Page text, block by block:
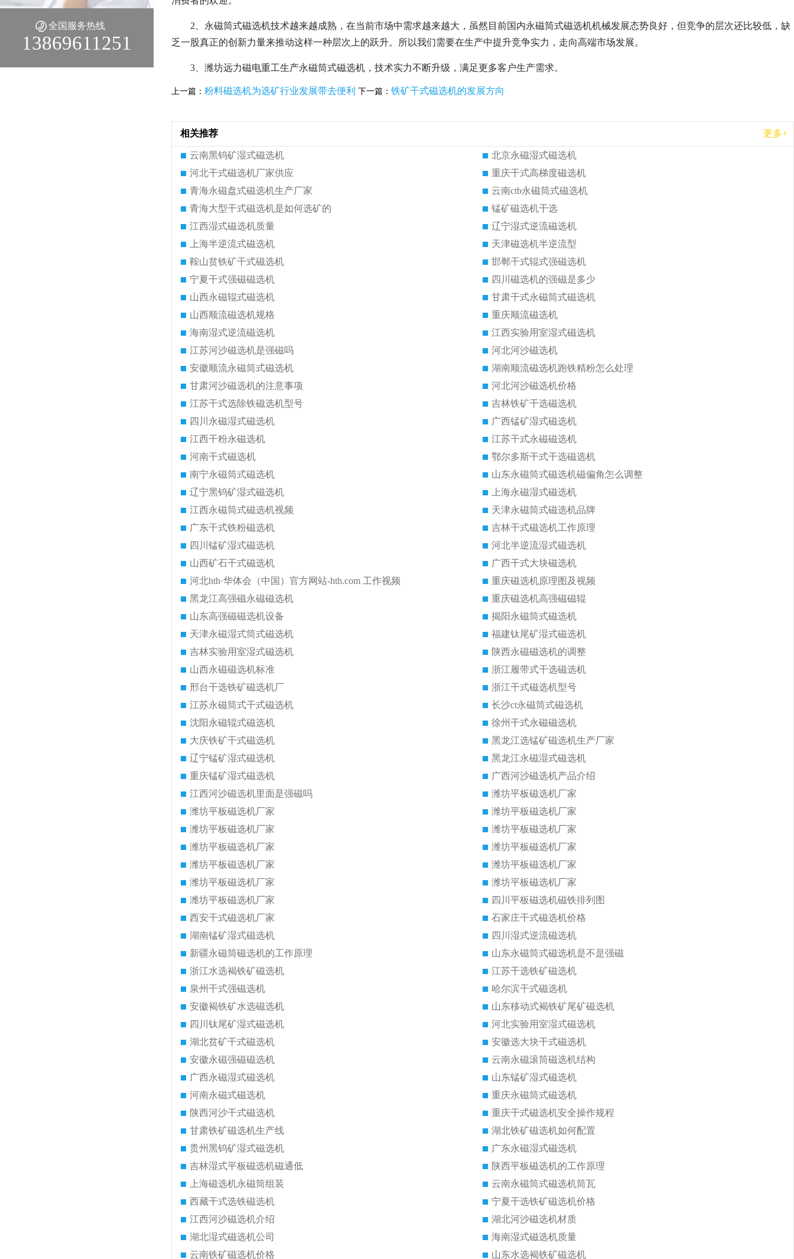
全国服务热线
13869611251
2、永磁筒式磁选机技术越来越成熟，在当前市场中需求越来越大，虽然目前国内永磁筒式磁选机机械发展态势良好，但竞争的层次还比较低，缺
乏一股真正的创新力量来推动这样一种层次上的跃升。所以我们需要在生产中提升竞争实力，走向高端市场发展。
3、潍坊远力磁电重工生产永磁筒式磁选机，技术实力不断升级，满足更多客户生产需求。
上一篇： 粉料磁选机为选矿行业发展带去便利 下一篇： 铁矿干式磁选机的发展方向
相关推荐 更多+
云南黑钨矿湿式磁选机
北京永磁湿式磁选机
河北干式磁选机厂家供应
重庆干式高梯度磁选机
青海永磁盘式磁选机生产厂家
云南ctb永磁筒式磁选机
青海大型干式磁选机是如何选矿的
锰矿磁选机干选
江西湿式磁选机质量
辽宁湿式逆流磁选机
上海半逆流式磁选机
天津磁选机半逆流型
鞍山贫铁矿干式磁选机
邯郸干式辊式强磁选机
宁夏干式强磁磁选机
四川磁选机的强磁是多少
山西永磁辊式磁选机
甘肃干式永磁筒式磁选机
山西顺流磁选机规格
重庆顺流磁选机
海南湿式逆流磁选机
江西实验用室湿式磁选机
江苏河沙磁选机是强磁吗
河北河沙磁选机
安徽顺流永磁筒式磁选机
湖南顺流磁选机跑铁精粉怎么处理
甘肃河沙磁选机的注意事项
河北河沙磁选机价格
江苏干式选除铁磁选机型号
吉林铁矿干选磁选机
四川永磁湿式磁选机
广西锰矿湿式磁选机
江西干粉永磁选机
江苏干式永磁磁选机
河南干式磁选机
鄂尔多斯干式干选磁选机
南宁永磁筒式磁选机
山东永磁筒式磁选机磁偏角怎么调整
辽宁黑钨矿湿式磁选机
上海永磁湿式磁选机
江西永磁筒式磁选机视频
天津永磁筒式磁选机品牌
广东干式铁粉磁选机
吉林干式磁选机工作原理
四川锰矿湿式磁选机
河北半逆流湿式磁选机
山西矿石干式磁选机
广西干式大块磁选机
河北hth·华体会（中国）官方网站-hth.com 工作视频
重庆磁选机原理图及视频
黑龙江高强磁永磁磁选机
重庆磁选机高强磁磁辊
山东高强磁磁选机设备
揭阳永磁筒式磁选机
天津永磁湿式筒式磁选机
福建钛尾矿湿式磁选机
吉林实验用室湿式磁选机
陕西永磁磁选机的调整
山西永磁磁选机标准
浙江履带式干选磁选机
邢台干选铁矿磁选机厂
浙江干式磁选机型号
江苏永磁筒式干式磁选机
长沙ct永磁筒式磁选机
沈阳永磁辊式磁选机
徐州干式永磁磁选机
大庆铁矿干式磁选机
黑龙江选锰矿磁选机生产厂家
辽宁锰矿湿式磁选机
黑龙江永磁湿式磁选机
重庆锰矿湿式磁选机
广西河沙磁选机产品介绍
江西河沙磁选机里面是强磁吗
潍坊平板磁选机厂家
潍坊平板磁选机厂家
潍坊平板磁选机厂家
潍坊平板磁选机厂家
潍坊平板磁选机厂家
潍坊平板磁选机厂家
潍坊平板磁选机厂家
潍坊平板磁选机厂家
潍坊平板磁选机厂家
潍坊平板磁选机厂家
潍坊平板磁选机厂家
潍坊平板磁选机厂家
四川平板磁选机磁铁排列图
西安干式磁选机厂家
石家庄干式磁选机价格
湖南锰矿湿式磁选机
四川湿式逆流磁选机
新疆永磁筒磁选机的工作原理
山东永磁筒式磁选机是不是强磁
浙江水选褐铁矿磁选机
江苏干选铁矿磁选机
泉州干式强磁选机
哈尔滨干式磁选机
安徽褐铁矿水选磁选机
山东移动式褐铁矿尾矿磁选机
四川钛尾矿湿式磁选机
河北实验用室湿式磁选机
湖北贫矿干式磁选机
安徽选大块干式磁选机
安徽永磁强磁磁选机
云南永磁滚筒磁选机结构
广西永磁湿式磁选机
山东锰矿湿式磁选机
河南永磁式磁选机
重庆永磁筒式磁选机
陕西河沙干式磁选机
重庆干式磁选机安全操作规程
甘肃铁矿磁选机生产线
湖北铁矿磁选机如何配置
贵州黑钨矿湿式磁选机
广东永磁湿式磁选机
吉林湿式平板磁选机磁通低
陕西平板磁选机的工作原理
上海磁选机永磁筒组装
云南永磁筒式磁选机筒瓦
西藏干式选铁磁选机
宁夏干选铁矿磁选机价格
江西河沙磁选机介绍
湖北河沙磁选机材质
湖北湿式磁选机公司
海南湿式磁选机质量
云南铁矿磁选机价格
山东水选褐铁矿磁选机